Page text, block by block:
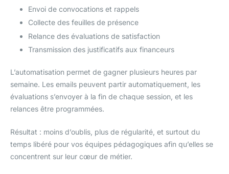
Envoi de convocations et rappels
Collecte des feuilles de présence
Relance des évaluations de satisfaction
Transmission des justificatifs aux financeurs
L’automatisation permet de gagner plusieurs heures par
semaine. Les emails peuvent partir automatiquement, les
évaluations s’envoyer à la fin de chaque session, et les
relances être programmées.
Résultat : moins d’oublis, plus de régularité, et surtout du
temps libéré pour vos équipes pédagogiques afin qu’elles se
concentrent sur leur cœur de métier.